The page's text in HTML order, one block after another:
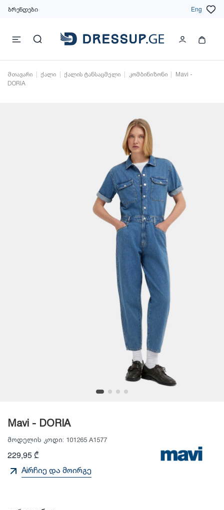
ბრენდები Eng
მთავარი ქალი ქალის ტანსაცმელი კომბინიზონი
Mavi -
DORIA
Mavi - DORIA
მოდელის კოდი: 101265 A1577
229,95 ₾
Aiრჩიე და მოირგე